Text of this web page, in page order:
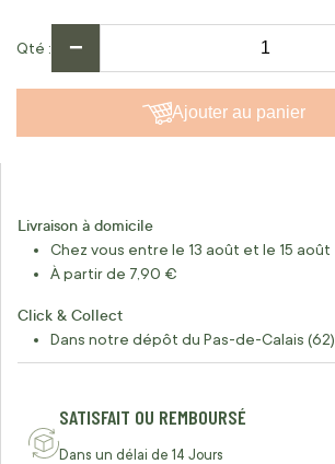
Qté −
Ajouter au panier
Livraison à domicile
Chez vous entre le 13 août et le 15 août
À partir de 7,90 €
Click & Collect
Dans notre dépôt du Pas-de-Calais (62)
SATISFAIT OU REMBOURSÉ
Dans un délai de 14 Jours